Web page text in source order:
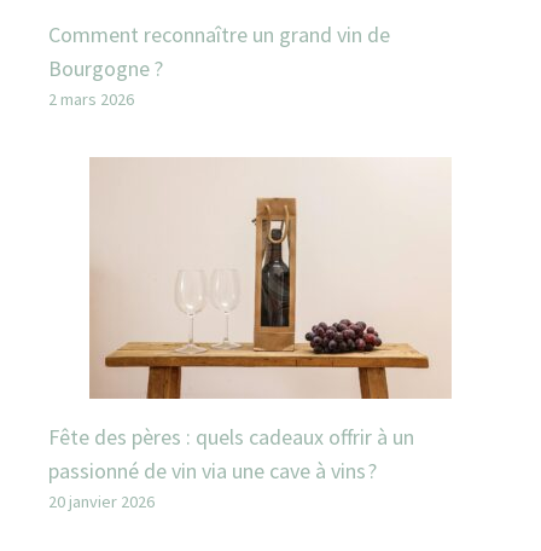
Comment reconnaître un grand vin de
Bourgogne ?
2 mars 2026
Fête des pères : quels cadeaux offrir à un
passionné de vin via une cave à vins ?
20 janvier 2026